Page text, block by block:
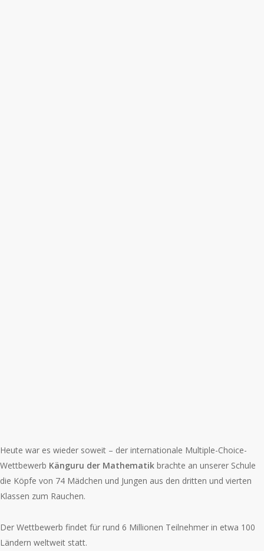
Heute war es wieder soweit – der internationale Multiple-Choice-
Wettbewerb Känguru der Mathematik brachte an unserer Schule
die Köpfe von 74 Mädchen und Jungen aus den dritten und vierten
Klassen zum Rauchen.
Der Wettbewerb findet für rund 6 Millionen Teilnehmer in etwa 100
Ländern weltweit statt.